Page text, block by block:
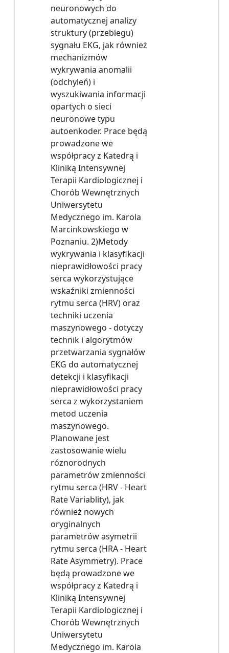
neuronowych do
automatycznej analizy
struktury (przebiegu)
sygnału EKG, jak również
mechanizmów
wykrywania anomalii
(odchyleń) i
wyszukiwania informacji
opartych o sieci
neuronowe typu
autoenkoder. Prace będą
prowadzone we
współpracy z Katedrą i
Kliniką Intensywnej
Terapii Kardiologicznej i
Chorób Wewnętrznych
Uniwersytetu
Medycznego im. Karola
Marcinkowskiego w
Poznaniu. 2)Metody
wykrywania i klasyfikacji
nieprawidłowości pracy
serca wykorzystujące
wskaźniki zmienności
rytmu serca (HRV) oraz
techniki uczenia
maszynowego - dotyczy
technik i algorytmów
przetwarzania sygnałów
EKG do automatycznej
detekcji i klasyfikacji
nieprawidłowości pracy
serca z wykorzystaniem
metod uczenia
maszynowego.
Planowane jest
zastosowanie wielu
róznorodnych
parametrów zmienności
rytmu serca (HRV - Heart
Rate Variablity), jak
również nowych
oryginalnych
parametrów asymetrii
rytmu serca (HRA - Heart
Rate Asymmetry). Prace
będą prowadzone we
współpracy z Katedrą i
Kliniką Intensywnej
Terapii Kardiologicznej i
Chorób Wewnętrznych
Uniwersytetu
Medycznego im. Karola